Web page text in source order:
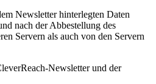
Newsletter hinterlegten Daten
nach der Abbestellung des
Servern als auch von den Servern
Newsletter und der